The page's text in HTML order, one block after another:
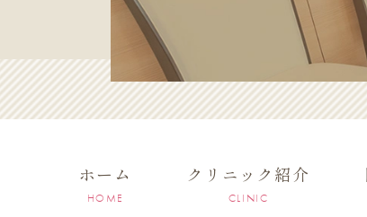
ホーム
HOME
クリニック紹介
CLINIC